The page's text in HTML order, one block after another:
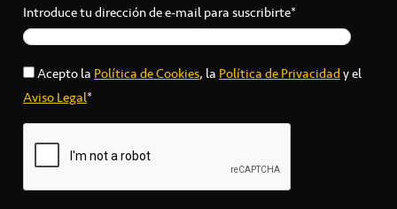
Introduce tu dirección de e-mail para suscribirte*
Acepto laPolítica de Cookies, laPolítica de Privacidady el
Aviso Legal*